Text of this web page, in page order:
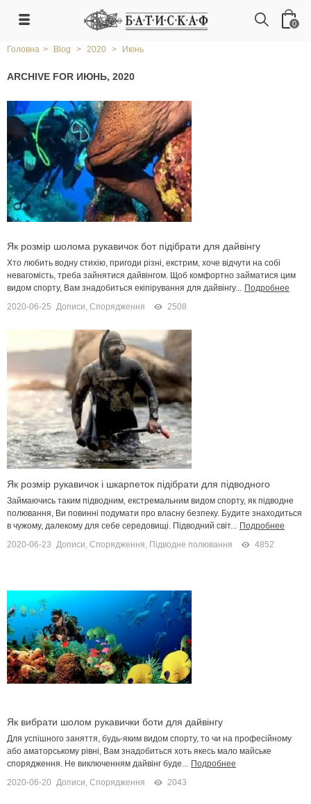
0
Головна > Blog > 2020 > Июнь
ARCHIVE FOR ИЮНЬ, 2020
Як розмір шолома рукавичок бот підібрати для дайвінгу
Хто любить водну стихію, пригоди різні, екстрим, хоче відчути на собі
невагомість, треба зайнятися дайвінгом. Щоб комфортно займатися цим
видом спорту, Вам знадобиться екіпірування для дайвінгу... Подробнее
2020-06-25 Дописи, Спорядження 2508
Як розмір рукавичок і шкарпеток підібрати для підводного
полювання
Займаючись таким підводним, екстремальним видом спорту, як підводне
полювання, Ви повинні подумати про власну безпеку. Будите знаходиться
в чужому, далекому для себе середовищі. Підводний світ... Подробнее
2020-06-23 Дописи, Спорядження, Підводне полювання 4852
Як вибрати шолом рукавички боти для дайвінгу
Для успішного заняття, будь-яким видом спорту, то чи на професійному
або аматорському рівні, Вам знадобиться хоть якесь мало майське
спорядження. Не виключенням дайвінг буде... Подробнее
2020-06-20 Дописи, Спорядження 2043